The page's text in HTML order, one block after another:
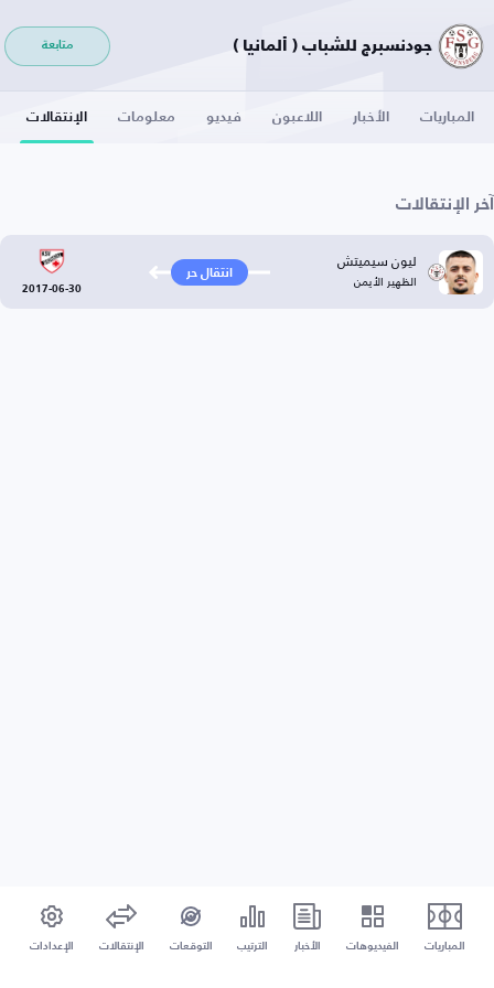
جودنسبرج للشباب ( ألمانيا ) متابعة
المباريات الأخبار اللاعبون فيديو معلومات الإنتقالات
آخر الإنتقالات
ليون سيميتش
الظهير الأيمن انتقال حر
2017-06-30
المباريات الفيديوهات الأخبار الترتيب التوقعات الإنتقالات الإعدادات